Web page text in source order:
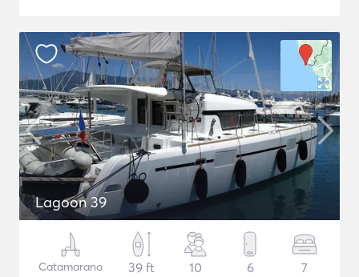
Lagoon 39
Catamarano
39 ft
10 6 7